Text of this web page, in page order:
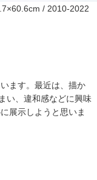
/ 2010-2022
ます。最近は、描か
い、違和感などに興味
展示しようと思いま